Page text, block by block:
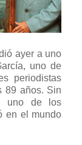
ayer a uno
uno de
periodistas
89 años. Sin
uno de los
en el mundo